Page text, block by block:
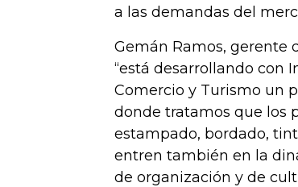
a las demandas del
Gemán Ramos, gerente
“está desarrollando con
Comercio y Turismo un
donde tratamos que los
estampado, bordado,
entren también en la
de organización y de